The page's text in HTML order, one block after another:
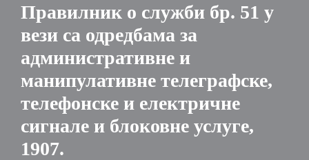
Правилник о служби бр. 51 у
вези са одредбама за
административне и
манипулативне телеграфске,
телефонске и електричне
сигнале и блоковне услуге,
1907.